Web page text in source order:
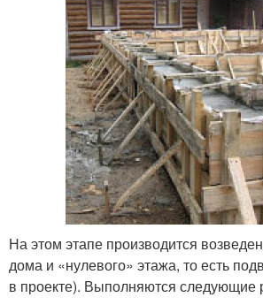
На этом этапе производится
дома и «нулевого» этажа, то есть
в проекте). Выполняются следующие